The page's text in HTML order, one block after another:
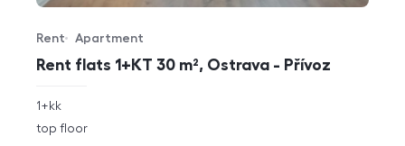
Rent flats 1+KT 30 m², Ostrava - Přívoz
Offer type
Rent
Property type
Apartment
rozměry
disposition
1+kk
funkce
top floor